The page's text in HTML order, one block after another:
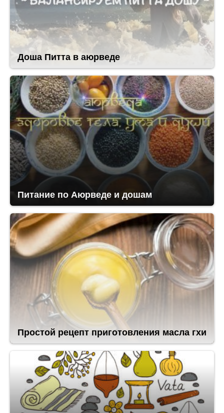
Доша Питта в аюрведе
Питание по Аюрведе и дошам
Простой рецепт приготовления масла гхи